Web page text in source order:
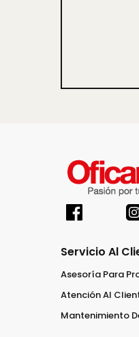
Servicio Al
Asesoría Para
Atención Al
Mantenimiento